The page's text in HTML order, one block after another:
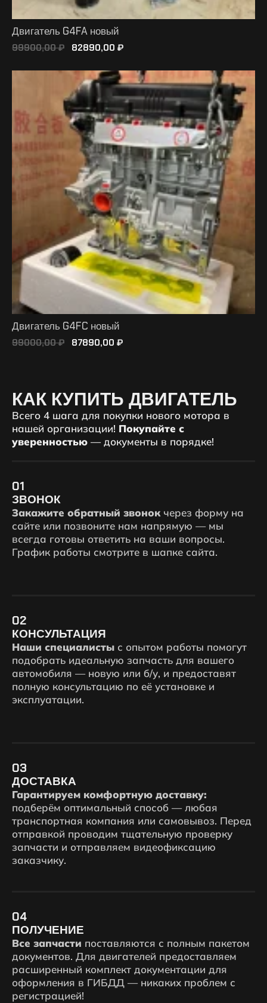
Двигатель G4FA новый
99900,00₽ 82890,00 ₽
Двигатель G4FC новый
99000,00₽ 87890,00 ₽
КАК КУПИТЬ ДВИГАТЕЛЬ
Всего 4 шага для покупки нового мотора в
нашей организации! Покупайте с
уверенностью — документы в порядке!
01
ЗВОНОК
Закажите обратный звонокчерез форму на
сайте или позвоните нам напрямую — мы
всегда готовы ответить на ваши вопросы.
График работы смотрите в шапке сайта.
02
КОНСУЛЬТАЦИЯ
Наши специалисты с опытом работы помогут
подобрать идеальную запчасть для вашего
автомобиля — новую или б/у, и предоставят
полную консультацию по её установке и
эксплуатации.
03
ДОСТАВКА
Гарантируем комфортную доставку:
подберём оптимальный способ — любая
транспортная компания или самовывоз. Перед
отправкой проводим тщательную проверку
запчасти и отправляем видеофиксацию
заказчику.
04
ПОЛУЧЕНИЕ
Все запчасти поставляются с полным пакетом
документов. Для двигателей предоставляем
расширенный комплект документации для
оформления в ГИБДД — никаких проблем с
регистрацией!